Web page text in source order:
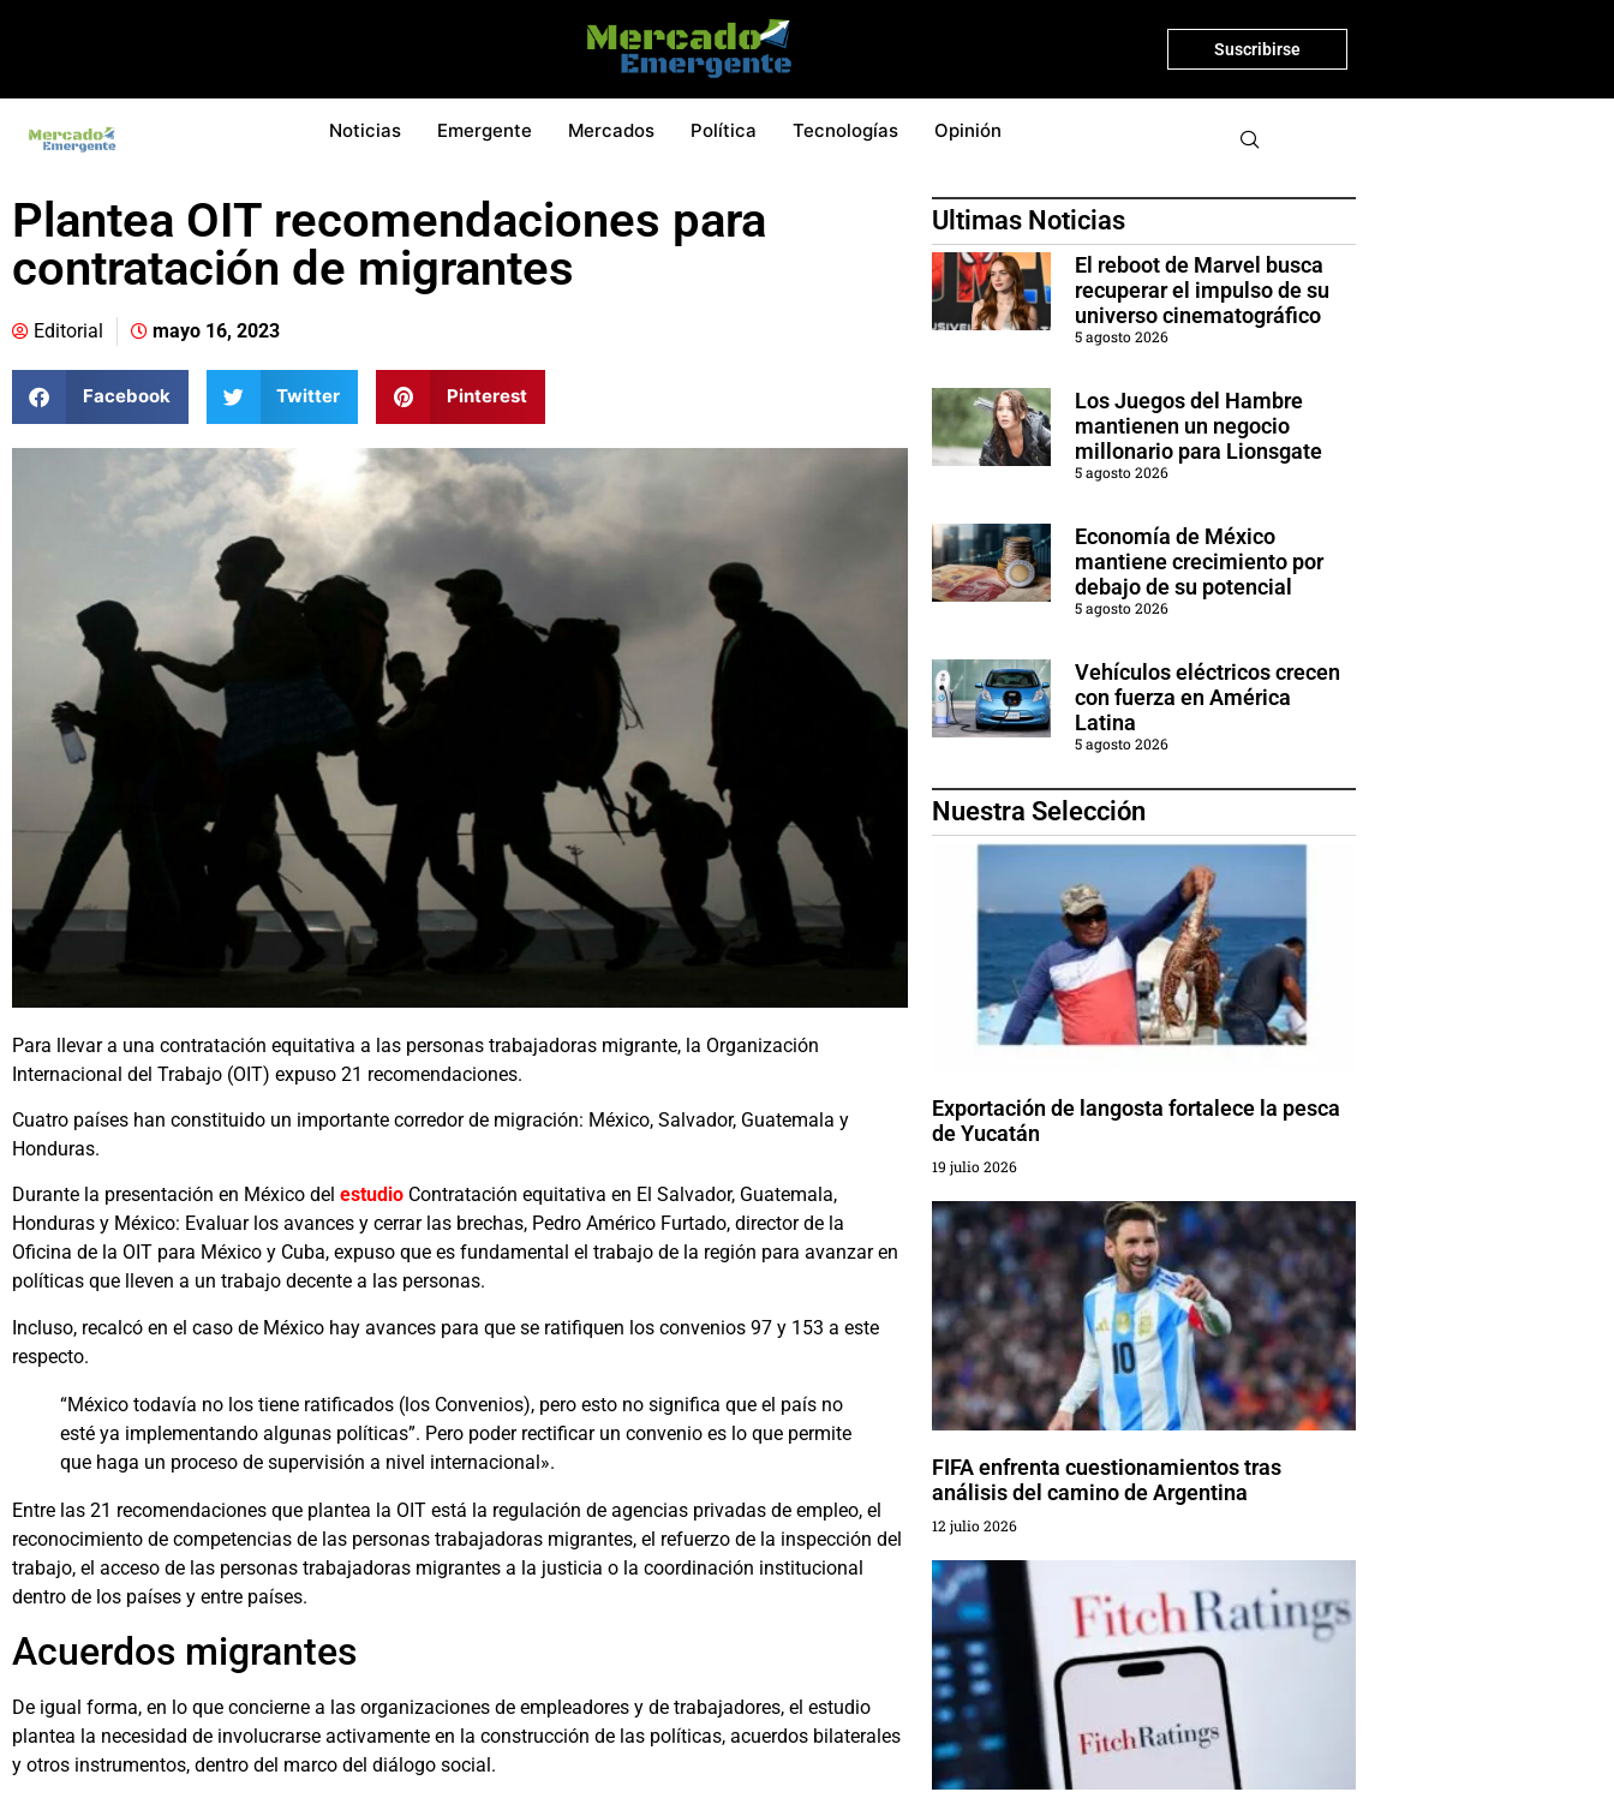
Suscribirse
Noticias Emergente Mercados Política Tecnologías Opinión
Plantea OIT recomendaciones para
contratación de migrantes
Editorial mayo 16, 2023
Facebook Twitter Pinterest
Para llevar a una contratación equitativa a las personas trabajadoras migrante, la Organización
Internacional del Trabajo (OIT) expuso 21 recomendaciones.
Cuatro países han constituido un importante corredor de migración: México, Salvador, Guatemala y
Honduras.
Durante la presentación en México del estudio Contratación equitativa en El Salvador, Guatemala,
Honduras y México: Evaluar los avances y cerrar las brechas, Pedro Américo Furtado, director de la
Oficina de la OIT para México y Cuba, expuso que es fundamental el trabajo de la región para avanzar en
políticas que lleven a un trabajo decente a las personas.
Incluso, recalcó en el caso de México hay avances para que se ratifiquen los convenios 97 y 153 a este
respecto.
“México todavía no los tiene ratificados (los Convenios), pero esto no significa que el país no
esté ya implementando algunas políticas”. Pero poder rectificar un convenio es lo que permite
que haga un proceso de supervisión a nivel internacional».
Entre las 21 recomendaciones que plantea la OIT está la regulación de agencias privadas de empleo, el
reconocimiento de competencias de las personas trabajadoras migrantes, el refuerzo de la inspección del
trabajo, el acceso de las personas trabajadoras migrantes a la justicia o la coordinación institucional
dentro de los países y entre países.
Acuerdos migrantes
De igual forma, en lo que concierne a las organizaciones de empleadores y de trabajadores, el estudio
plantea la necesidad de involucrarse activamente en la construcción de las políticas, acuerdos bilaterales
y otros instrumentos, dentro del marco del diálogo social.
Ultimas Noticias
El reboot de Marvel busca
recuperar el impulso de su
universo cinematográfico
5 agosto 2026
Los Juegos del Hambre
mantienen un negocio
millonario para Lionsgate
5 agosto 2026
Economía de México
mantiene crecimiento por
debajo de su potencial
5 agosto 2026
Vehículos eléctricos crecen
con fuerza en América
Latina
5 agosto 2026
Nuestra Selección
Exportación de langosta fortalece la pesca
de Yucatán
19 julio 2026
FIFA enfrenta cuestionamientos tras
análisis del camino de Argentina
12 julio 2026